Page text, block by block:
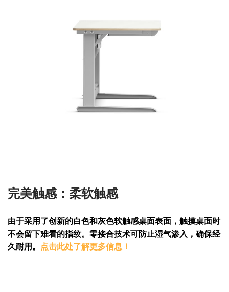
完美触感：柔软触感
由于采用了创新的白色和灰色软触感桌面表面，触摸桌面时
不会留下难看的指纹。零接合技术可防止湿气渗入，确保经
久耐用。 点击此处了解更多信息！